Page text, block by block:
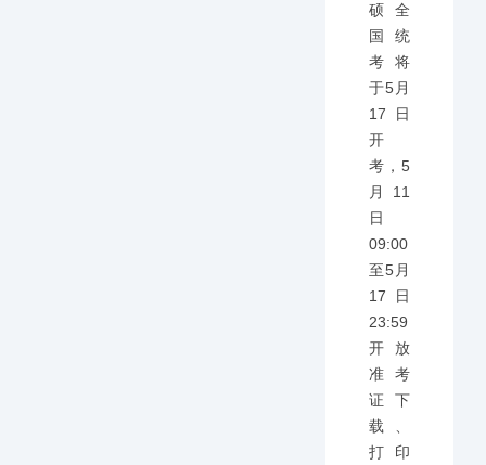
硕全
国统
考将
于5月
17日
开
考，5
月11
日
09:00
至5月
17日
23:59
开放
准考
证下
载、
打印